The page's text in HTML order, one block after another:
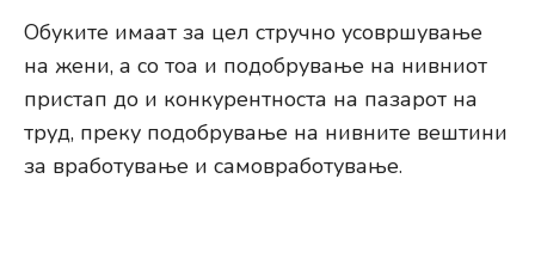
Обуките имаат за цел стручно усовршување
на жени, а со тоа и подобрување на нивниот
пристап до и конкурентноста на пазарот на
труд, преку подобрување на нивните вештини
за вработување и самовработување.